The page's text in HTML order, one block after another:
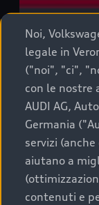
Noi,
legale in
("noi", "ci",
con le nostre
AUDI AG,
Germania
servizi
aiutano a
contenuti e